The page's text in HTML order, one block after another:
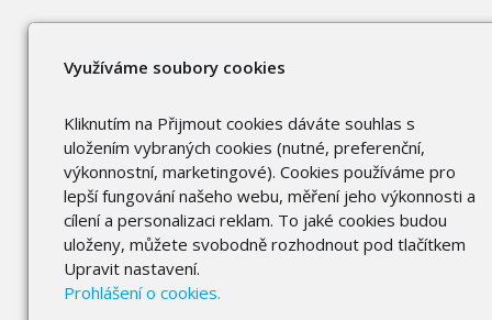
Využíváme soubory cookies
Kliknutím na Přijmout cookies dáváte souhlas s
uložením vybraných cookies (nutné, preferenční,
výkonnostní, marketingové). Cookies používáme pro
lepší fungování našeho webu, měření jeho výkonnosti a
cílení a personalizaci reklam. To jaké cookies budou
uloženy, můžete svobodně rozhodnout pod tlačítkem
Upravit nastavení.
Prohlášení o cookies.